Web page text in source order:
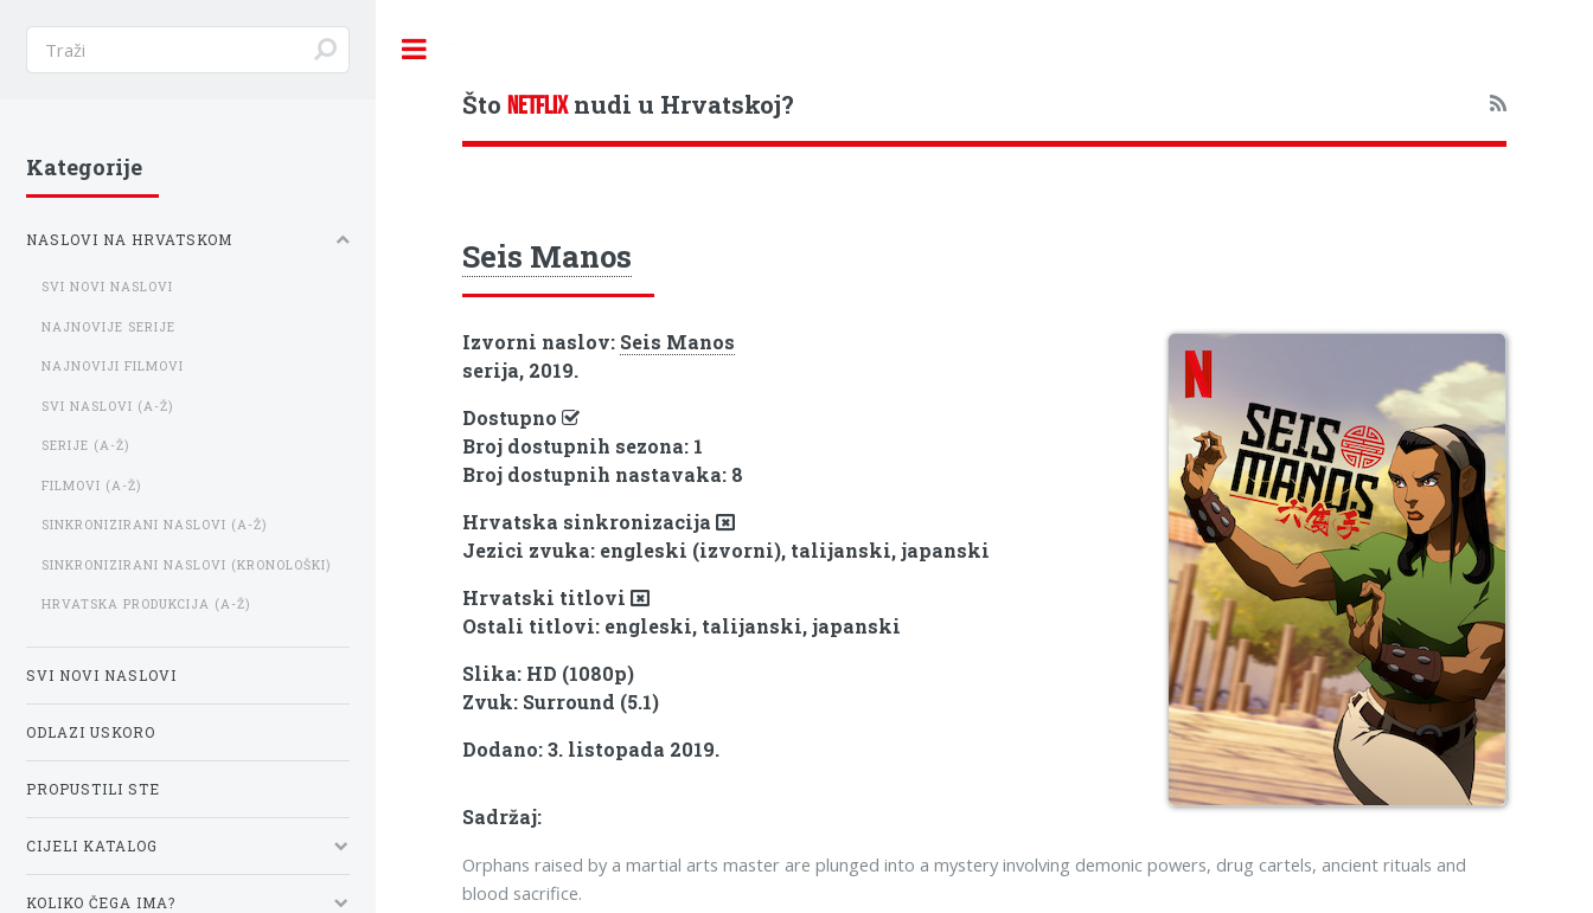
ŠtoNETFLIXnudi u Hrvatskoj?
Seis Manos
Izvorni naslov: Seis Manos
serija, 2019.
Dostupno
Broj dostupnih sezona: 1
Broj dostupnih nastavaka: 8
Hrvatska sinkronizacija
Jezici zvuka: engleski (izvorni), talijanski, japanski
Hrvatski titlovi
Ostali titlovi: engleski, talijanski, japanski
Slika: HD (1080p)
Zvuk: Surround (5.1)
Dodano: 3. listopada 2019.
Sadržaj:
Orphans raised by a martial arts master are plunged into a mystery involving demonic powers, drug cartels, ancient rituals and
blood sacrifice.
Kategorije
NASLOVI NA HRVATSKOM
SVI NOVI NASLOVI
NAJNOVIJE SERIJE
NAJNOVIJI FILMOVI
SVI NASLOVI (A-Ž)
SERIJE (A-Ž)
FILMOVI (A-Ž)
SINKRONIZIRANI NASLOVI (A-Ž)
SINKRONIZIRANI NASLOVI (KRONOLOŠKI)
HRVATSKA PRODUKCIJA (A-Ž)
SVI NOVI NASLOVI
ODLAZI USKORO
PROPUSTILI STE
CIJELI KATALOG
KOLIKO ČEGA IMA?
Toggle